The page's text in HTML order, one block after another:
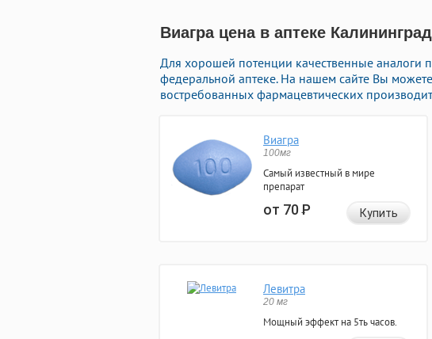
Виагра цена в аптеке
Для хорошей потенции качественные аналоги
федеральной аптеке. На нашем сайте Вы
востребованных фармацевтических
Виагра
100мг
Самый известный в мире
препарат
от 70Р Купить
Левитра
20 мг
Мощный эффект на 5ть часов.